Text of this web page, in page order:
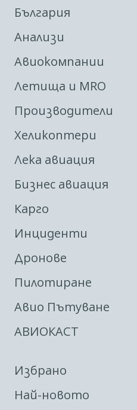
България
Анализи
Авиокомпании
Летища и MRO
Производители
Хеликоптери
Лека авиация
Бизнес авиация
Карго
Инциденти
Дронове
Пилотиране
Авио Пътуване
АВИОКАСТ
Избрано
Най-новото